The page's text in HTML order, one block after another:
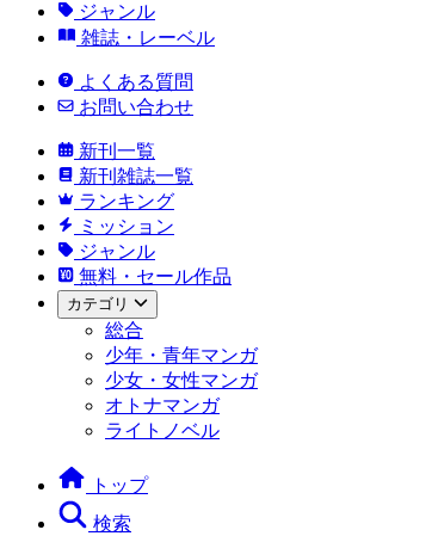
ジャンル
雑誌・レーベル
よくある質問
お問い合わせ
新刊一覧
新刊雑誌一覧
ランキング
ミッション
ジャンル
無料・セール作品
カテゴリ
総合
少年・青年マンガ
少女・女性マンガ
オトナマンガ
ライトノベル
トップ
検索